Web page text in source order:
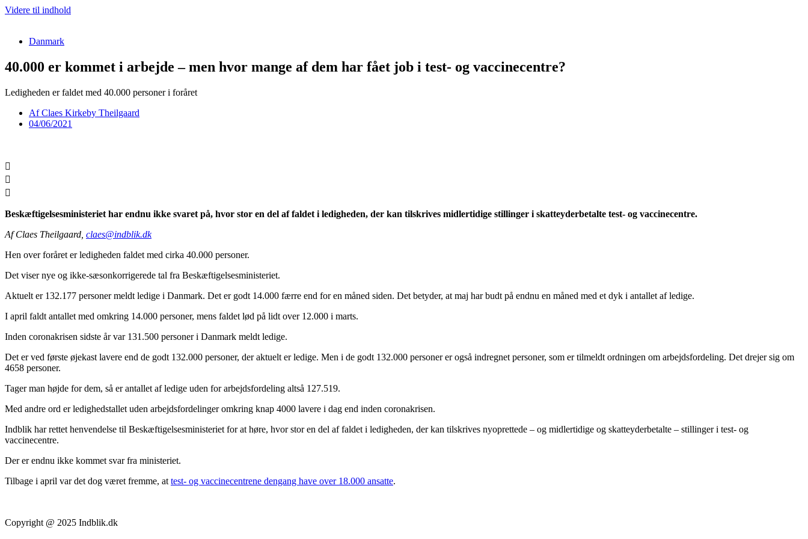
Videre til indhold
Danmark
40.000 er kommet i arbejde – men hvor mange af dem har fået job i test- og vaccinecentre?
Ledigheden er faldet med 40.000 personer i foråret
AfClaes Kirkeby Theilgaard
04/06/2021
Beskæftigelsesministeriet har endnu ikke svaret på, hvor stor en del af faldet i ledigheden, der kan tilskrives midlertidige stillinger i skatteyderbetalte test- og vaccinecentre.
Af Claes Theilgaard, claes@indblik.dk
Hen over foråret er ledigheden faldet med cirka 40.000 personer.
Det viser nye og ikke-sæsonkorrigerede tal fra Beskæftigelsesministeriet.
Aktuelt er 132.177 personer meldt ledige i Danmark. Det er godt 14.000 færre end for en måned siden. Det betyder, at maj har budt på endnu en måned med et dyk i antallet af ledige.
I april faldt antallet med omkring 14.000 personer, mens faldet lød på lidt over 12.000 i marts.
Inden coronakrisen sidste år var 131.500 personer i Danmark meldt ledige.
Det er ved første øjekast lavere end de godt 132.000 personer, der aktuelt er ledige. Men i de godt 132.000 personer er også indregnet personer, som er tilmeldt ordningen om arbejdsfordeling. Det drejer sig om
4658 personer.
Tager man højde for dem, så er antallet af ledige uden for arbejdsfordeling altså 127.519.
Med andre ord er ledighedstallet uden arbejdsfordelinger omkring knap 4000 lavere i dag end inden coronakrisen.
Indblik har rettet henvendelse til Beskæftigelsesministeriet for at høre, hvor stor en del af faldet i ledigheden, der kan tilskrives nyoprettede – og midlertidige og skatteyderbetalte – stillinger i test- og
vaccinecentre.
Der er endnu ikke kommet svar fra ministeriet.
Tilbage i april var det dog været fremme, at test- og vaccinecentrene dengang have over 18.000 ansatte.
Copyright @ 2025 Indblik.dk